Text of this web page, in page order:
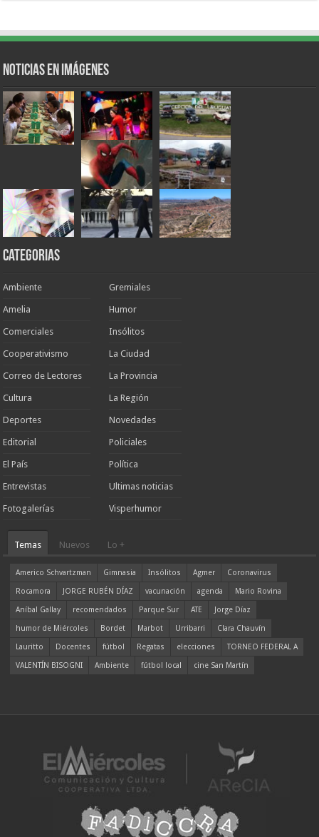
Noticias en Imágenes
Categorias
Ambiente
Amelia
Comerciales
Cooperativismo
Correo de Lectores
Cultura
Deportes
Editorial
El País
Entrevistas
Fotogalerías
Gremiales
Humor
Insólitos
La Ciudad
La Provincia
La Región
Novedades
Policiales
Política
Ultimas noticias
Visperhumor
Temas Nuevos Lo +
Americo Schvartzman Gimnasia Insólitos Agmer
Coronavirus
Rocamora
JORGE RUBÉN DÍAZ vacunación agenda
Mario Rovina
Aníbal Gallay
recomendados Parque Sur ATE
Jorge Díaz
humor de Miércoles
Bordet Marbot Urribarri
Clara Chauvín
Lauritto
Docentes fútbol Regatas elecciones
TORNEO FEDERAL A
VALENTÍN BISOGNI
Ambiente fútbol local cine San Martín